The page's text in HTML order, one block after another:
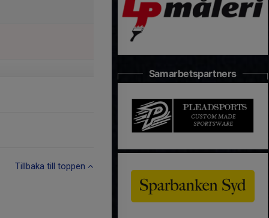
Tillbaka till toppen
Samarbetspartners